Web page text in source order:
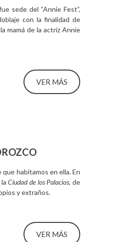
sede del “Annie Fest”,
con la finalidad de
mamá de la actriz Annie
VER MÁS
habitamos en ella. En
laCiudad de los Palacios, de
y extraños.
VER MÁS